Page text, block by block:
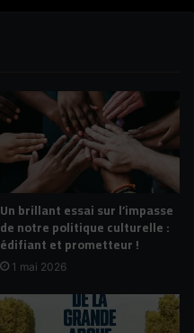
Un brillant essai sur l’impasse
de notre politique culturelle :
édifiant et prometteur !
1 mai 2026